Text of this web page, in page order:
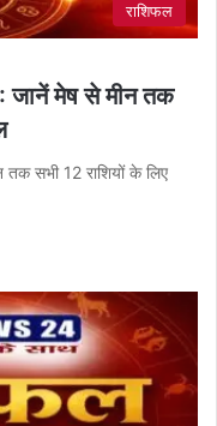
राशिफल
मेष से मीन तक
सभी 12 राशियों के लिए